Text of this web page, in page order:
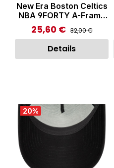
New Era Boston Celtics
NBA 9FORTY A-Frame
Trucker Cap Black
Verkaufspreis:
25,60 € Regulärer Preis:
32,00 €
Details
20%